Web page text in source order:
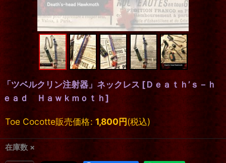
「ツベルクリン注射器」ネックレス [Ｄｅａｔｈ’ｓ－ｈ
ｅａｄ Ｈａｗｋｍｏｔｈ]
Toe Cocotte販売価格: 1,800円(税込)
在庫数 ×